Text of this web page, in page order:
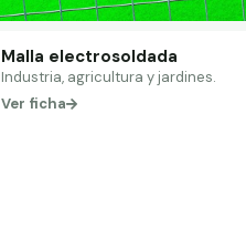
Malla electrosoldada
Industria, agricultura y jardines.
Ver ficha